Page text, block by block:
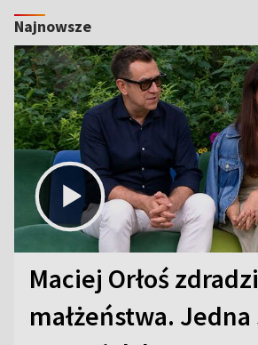
Najnowsze
Maciej Orłoś
małżeństwa.